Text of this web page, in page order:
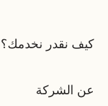
كيف نقدر نخدمك؟
عن الشركة